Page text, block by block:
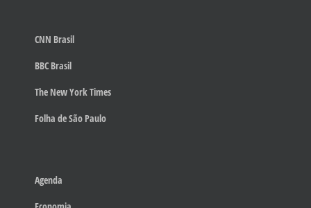
CNN Brasil
BBC Brasil
The New York Times
Folha de São Paulo
Agenda